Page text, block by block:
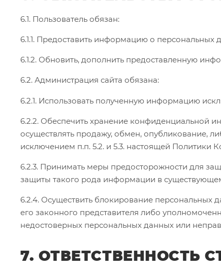
6.1. Пользователь обязан:
6.1.1. Предоставить информацию о
6.1.2. Обновить, дополнить предоставленную
6.2. Администрация сайта обязана:
6.2.1. Использовать полученную информацию
6.2.2. Обеспечить хранение конфиденциальной
осуществлять продажу, обмен, опубликование,
исключением п.п. 5.2. и 5.3. настоящей Политики
6.2.3. Принимать меры предосторожности для
защиты такого рода информации в
6.2.4. Осуществить блокирование персональных
его законного представителя либо
недостоверных персональных данных или
7. ОТВЕТСТВЕННОСТЬ